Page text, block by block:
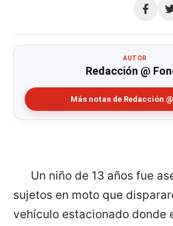
Compartir
AUTOR
Redacción @
Más notas de Redacción
Un niño de 13 años fue
sujetos en moto que
vehículo estacionado donde